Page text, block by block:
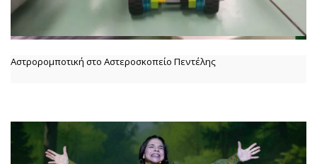
Αστρορομποτική στο Αστεροσκοπείο Πεντέλης